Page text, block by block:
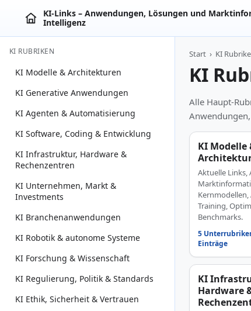
KI‑Links – Anwendungen, Lösungen und
Intelligenz
KI RUBRIKEN
KI Modelle & Architekturen
KI Generative Anwendungen
KI Agenten & Automatisierung
KI Software, Coding & Entwicklung
KI Infrastruktur, Hardware &
Rechenzentren
KI Unternehmen, Markt &
Investments
KI Branchenanwendungen
KI Robotik & autonome Systeme
KI Forschung & Wissenschaft
KI Regulierung, Politik & Standards
KI Ethik, Sicherheit & Vertrauen
Start › KI
KI
Alle Haupt-
KI Modelle
Aktuelle Links,
Training,
Benchmarks.
5
Einträge
KI
Hardware